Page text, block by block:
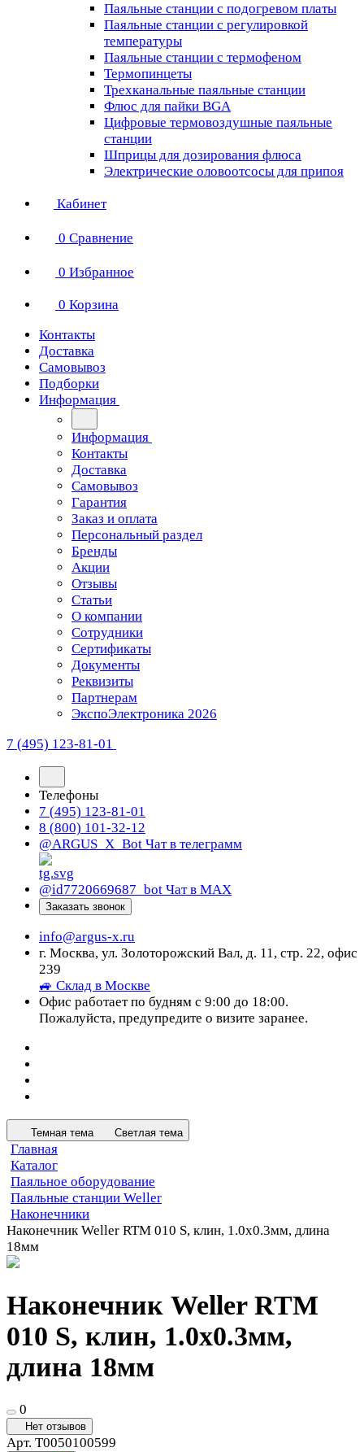
Паяльные станции с подогревом платы
Паяльные станции с регулировкой
температуры
Паяльные станции с термофеном
Термопинцеты
Трехканальные паяльные станции
Флюс для пайки BGA
Цифровые термовоздушные паяльные
станции
Шприцы для дозирования флюса
Электрические оловоотсосы для припоя
Кабинет
0 Сравнение
0 Избранное
0 Корзина
Контакты
Доставка
Самовывоз
Подборки
Информация
Информация
Контакты
Доставка
Самовывоз
Гарантия
Заказ и оплата
Персональный раздел
Бренды
Акции
Отзывы
Статьи
О компании
Сотрудники
Сертификаты
Документы
Реквизиты
Партнерам
ЭкспоЭлектроника 2026
7 (495) 123-81-01
Телефоны
7 (495) 123-81-01
8 (800) 101-32-12
@ARGUS_X_Bot Чат в телеграмм
@id7720669687_bot Чат в МАХ
Заказать звонок
info@argus-x.ru
г. Москва, ул. Золоторожский Вал, д. 11, стр. 22, офис
239
🚙 Склад в Москве
Офис работает по будням с 9:00 до 18:00.
Пожалуйста, предупредите о визите заранее.
Темная тема Светлая тема
Главная
Каталог
Паяльное оборудование
Паяльные станции Weller
Наконечники
Наконечник Weller RTM 010 S, клин, 1.0х0.3мм, длина
18мм
Наконечник Weller RTM
010 S, клин, 1.0х0.3мм,
длина 18мм
0
Нет отзывов
Арт. T0050100599